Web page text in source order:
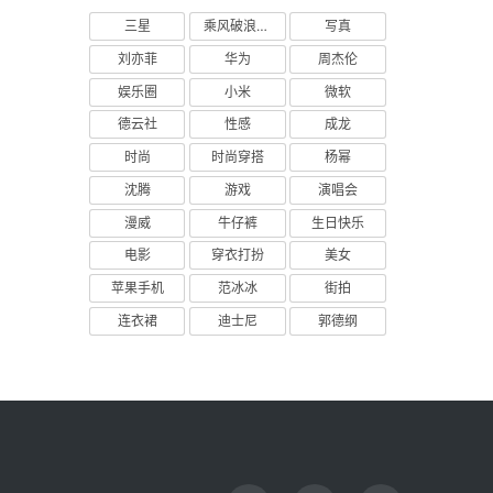
三星 乘风破浪的姐姐
写真
刘亦菲
华为
周杰伦
娱乐圈
小米
微软
德云社
性感
成龙
时尚
时尚穿搭
杨幂
沈腾
游戏
演唱会
漫威
牛仔裤
生日快乐
电影
穿衣打扮
美女
苹果手机
范冰冰
街拍
连衣裙
迪士尼 郭德纲